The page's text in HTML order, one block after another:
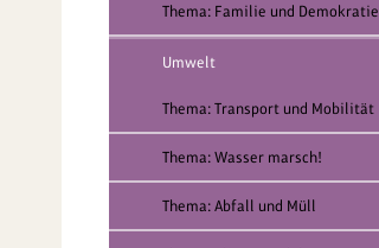
Thema: Familie und Demokratie
Umwelt
Thema: Transport und Mobilität
Thema: Wasser marsch!
Thema: Abfall und Müll